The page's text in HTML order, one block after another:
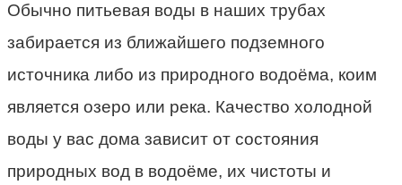
Обычно питьевая воды в наших трубах
забирается из ближайшего подземного
источника либо из природного водоёма, коим
является озеро или река. Качество холодной
воды у вас дома зависит от состояния
природных вод в водоёме, их чистоты и